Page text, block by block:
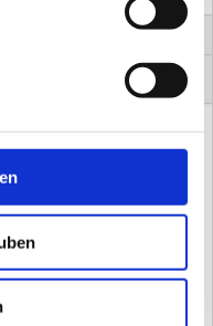
aus dem
Regionen Sidama
von 2200m
Geschmack und
kann man als